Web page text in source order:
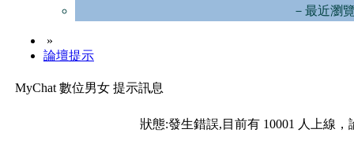
－最近瀏
»
論壇提示
MyChat 數位男女 提示訊息
狀態:發生錯誤,目前有 10001 人上線